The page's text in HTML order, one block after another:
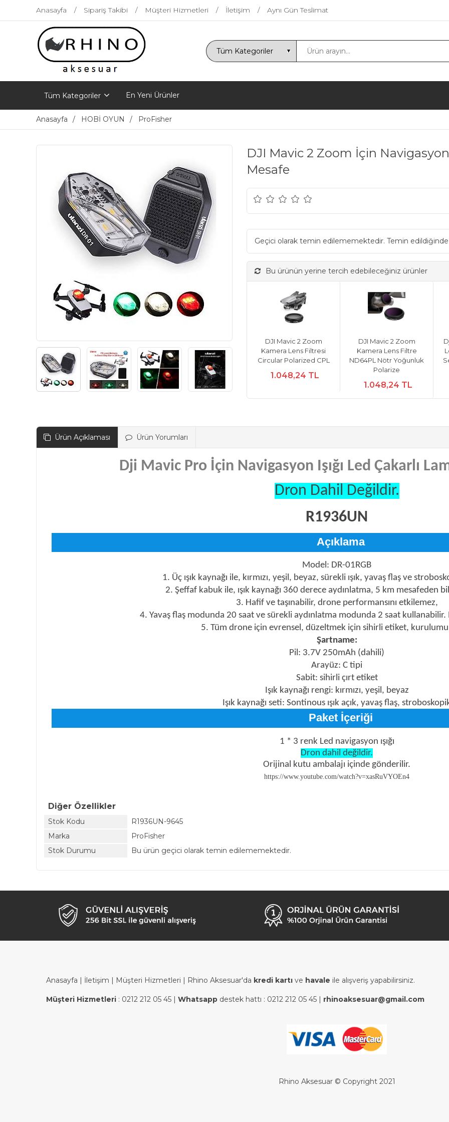
Anasayfa Sipariş Takibi Müşteri Hizmetleri İletişim Aynı Gün Teslimat
Tüm Kategoriler En Yeni Ürünler
Anasayfa HOBİ OYUN ProFisher
DJI Mavic 2 Zoom İçin
Mesafe
Geçici olarak temin edilememektedir. Temin edildiğinde
Bu ürünün yerine tercih edebileceğiniz ürünler
DJI Mavic 2 Zoom
Kamera Lens Filtresi
Circular Polarized CPL
1.048,24 TL
DJI Mavic 2 Zoom
Kamera Lens Filtre
ND64PL Nötr Yoğunluk
Polarize
1.048,24 TL
Ürün Açıklaması Ürün Yorumları
Dji Mavic Pro İçin Navigasyon Işığı Led Çakarlı
Dron Dahil Değildir.
R1936UN
Açıklama
Model: DR-01RGB
1. Üç ışık kaynağı ile, kırmızı, yeşil, beyaz, sürekli ışık, yavaş flaş ve
2. Şeffaf kabuk ile, ışık kaynağı 360 derece aydınlatma, 5 km mesafeden
3. Hafif ve taşınabilir, drone performansını etkilemez,
4. Yavaş flaş modunda 20 saat ve sürekli aydınlatma modunda 2 saat
5. Tüm drone için evrensel, düzeltmek için sihirli etiket,
Şartname:
Pil: 3.7V 250mAh (dahili)
Arayüz: C tipi
Sabit: sihirli çırt etiket
Işık kaynağı rengi: kırmızı, yeşil, beyaz
Işık kaynağı seti: Sontinous ışık açık, yavaş flaş,
Paket İçeriği
1 * 3 renk Led navigasyon ışığı
Dron dahil değildir.
Orijinal kutu ambalajı içinde gönderilir.
https://www.youtube.com/watch?v=xasRuVYOEn4
Diğer Özellikler
Stok Kodu
R1936UN-9645
Marka
ProFisher
Stok Durumu
Bu ürün geçici olarak temin edilememektedir.
Anasayfa | İletişim | Müşteri Hizmetleri | Rhino Aksesuar'da kredi kartı ve havale ile alışveriş yapabilirsiniz.
Müşteri Hizmetleri : 0212 212 05 45 | Whatsapp destek hattı : 0212 212 05 45 | rhinoaksesuar@gmail.com
Rhino Aksesuar © Copyright 2021